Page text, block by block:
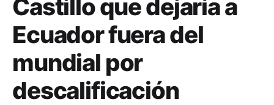
SUSCRÍBETE
Castillo que dejaría a
Ecuador fuera del
mundial por
descalificación